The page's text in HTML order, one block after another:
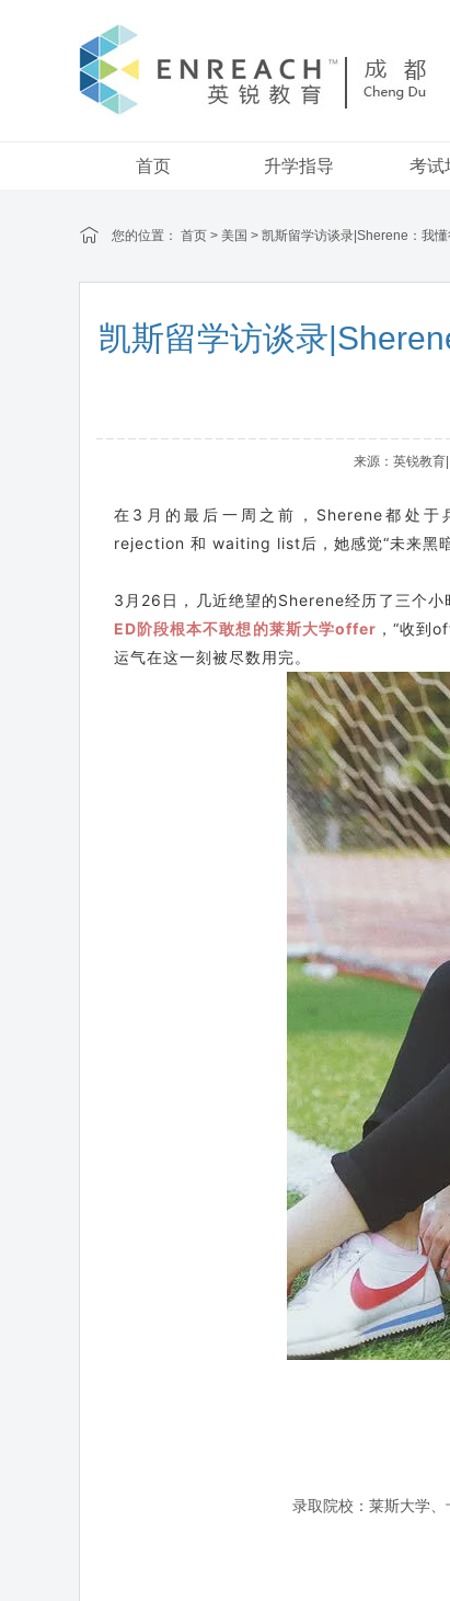
首页 升学指导 考试
您的位置： 首页 > 美国 > 凯斯留学访谈录|Sherene：我
凯斯留学访谈录
来源：英锐教
在3月的最后一周之前，Sherene都处
rejection 和 waiting list后，她感觉“未来黑暗
3月26日，几近绝望的Sherene经历了三个
ED阶段根本不敢想的莱斯大学offer ，“收到
运气在这一刻被尽数用完。
录取院校：莱斯大学